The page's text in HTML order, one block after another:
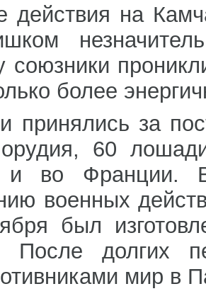
действия на
союзники
более
принялись за
60
и во Франции.
военных
был
После долгих
мир в